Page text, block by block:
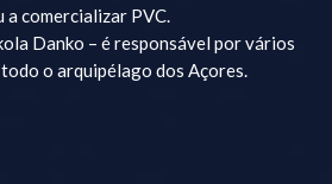
a comercializar PVC.
Danko – é responsável por vários
o arquipélago dos Açores.